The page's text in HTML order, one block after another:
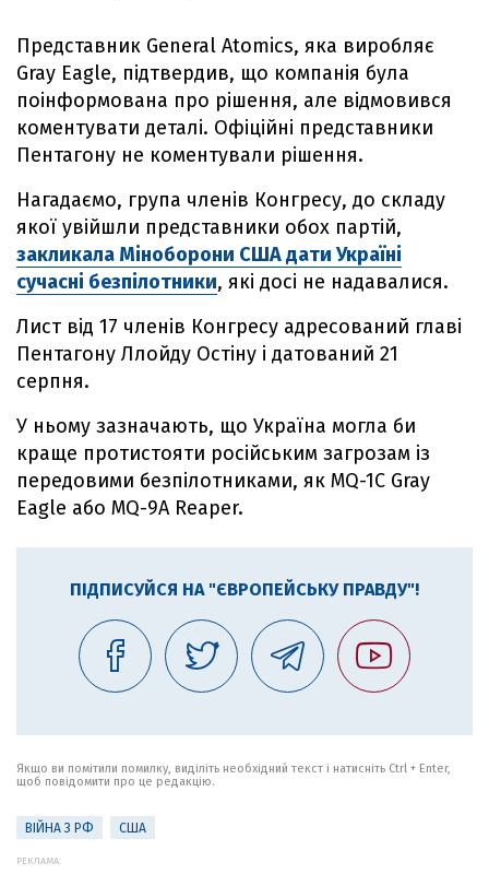
Представник General Atomics, яка виробляє
Gray Eagle, підтвердив, що компанія була
поінформована про рішення, але відмовився
коментувати деталі. Офіційні представники
Пентагону не коментували рішення.
Нагадаємо, група членів Конгресу, до складу
якої увійшли представники обох партій,
закликала Міноборони США дати Україні
сучасні безпілотники, які досі не надавалися.
Лист від 17 членів Конгресу адресований главі
Пентагону Ллойду Остіну і датований 21
серпня.
У ньому зазначають, що Україна могла би
краще протистояти російським загрозам із
передовими безпілотниками, як MQ-1C Gray
Eagle або MQ-9A Reaper.
ПІДПИСУЙСЯ НА "ЄВРОПЕЙСЬКУ ПРАВДУ"!
Якщо ви помітили помилку, виділіть необхідний текст і натисніть Ctrl + Enter,
щоб повідомити про це редакцію.
ВІЙНА З РФ США
РЕКЛАМА: